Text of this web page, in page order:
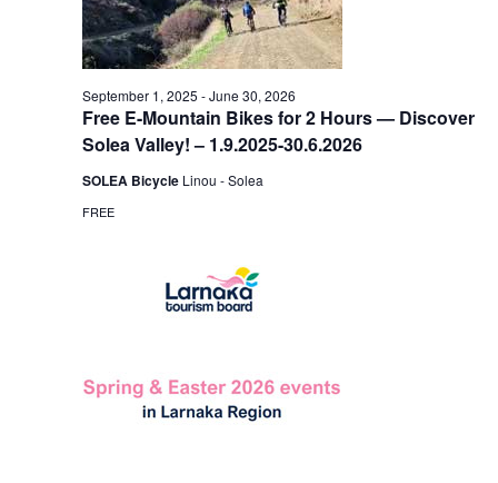
Free E-Mountain Bikes for 2 Hours — Discover
Solea Valley! – 1.9.2025-30.6.2026
September 1, 2025 -June 30, 2026
SOLEA Bicycle Linou - Solea
FREE